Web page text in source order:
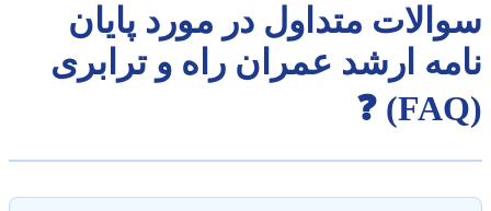
سوالات متداول در مورد پایان
نامه ارشد عمران راه و ترابری
(FAQ) ❓